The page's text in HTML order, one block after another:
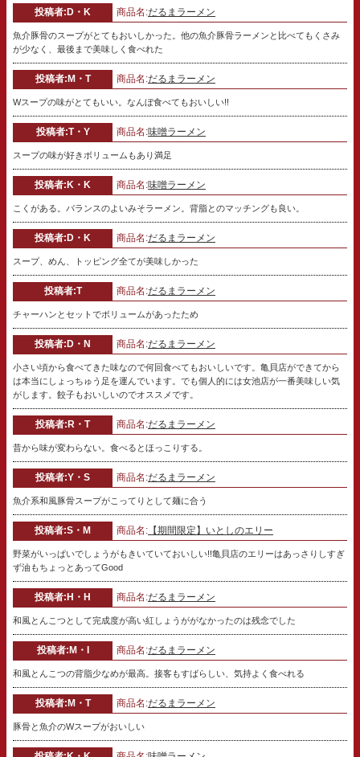
投稿者:D・K 商品名:だるまラーメン
魚介豚骨のスープがとてもおいしかった。他の魚介豚骨ラーメンと比べてもくさみ
が少なく、最後まで美味しく食べれた
投稿者:M・T 商品名:だるまラーメン
Wスープの味がとてもいい。なんぼ食べてもおいしい!!
投稿者:T・Y 商品名:味噌ラーメン
スープの味が好きボリュームもあり満足
投稿者:K・K 商品名:味噌ラーメン
こくがある。バランスのよいみそラーメン。背脂とのマッチングも良い。
投稿者:D・K 商品名:だるまラーメン
スープ、めん、トッピング全てが美味しかった
投稿者:T 商品名:だるまラーメン
チャーハンとセットでボリュームがあったため
投稿者:D・N 商品名:だるまラーメン
小さい頃から食べてきた味なので何回食べてもおいしいです。亀貝店ができてから
は本当にしょっちゅう足を運んでいます。でも個人的には女池店が一番美味しい気
がします。餃子もおいしいのでオススメです。
投稿者:R・T 商品名:だるまラーメン
昔から味が変わらない。食べるとほっこりする。
投稿者:Y・S 商品名:だるまラーメン
魚介系和風豚骨スープがこってりとして麺に合う
投稿者:S・M 商品名: 【期間限定】いとしのエリー
野菜がいっぱいでしょうがもきいていておいしい!!亀貝店のエリーはあっさりしすぎ
ず油もちょっとあってGood
投稿者:H・H 商品名:だるまラーメン
和風とんこつとして完成度が高い紅しょうががなかったのは残念でした
投稿者:M・I 商品名:だるまラーメン
和風とんこつの背脂少なめが最高。接客もすばらしい、気持よく食べれる
投稿者:M・T 商品名:だるまラーメン
豚骨と魚介のWスープがおいしい